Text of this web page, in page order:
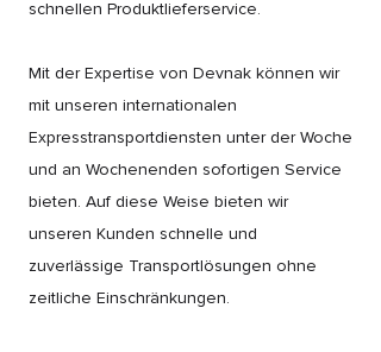
schnellen Produktlieferservice.
Mit der Expertise von Devnak können wir
mit unseren internationalen
Expresstransportdiensten unter der Woche
und an Wochenenden sofortigen Service
bieten. Auf diese Weise bieten wir
unseren Kunden schnelle und
zuverlässige Transportlösungen ohne
zeitliche Einschränkungen.